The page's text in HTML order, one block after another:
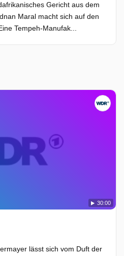
Gericht aus dem
Maral macht sich auf den
Tempeh-Manufak...
30:00
lässt sich vom Duft der